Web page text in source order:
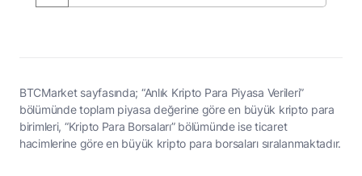
BTCMarket sayfasında; “Anlık Kripto Para Piyasa Verileri”
bölümünde toplam piyasa değerine göre en büyük kripto para
birimleri, “Kripto Para Borsaları” bölümünde ise ticaret
hacimlerine göre en büyük kripto para borsaları sıralanmaktadır.